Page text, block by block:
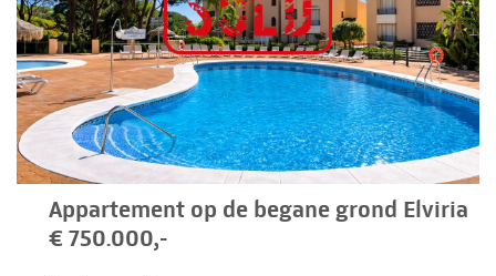
Appartement op de begane grond Elviria
€ 750.000,-